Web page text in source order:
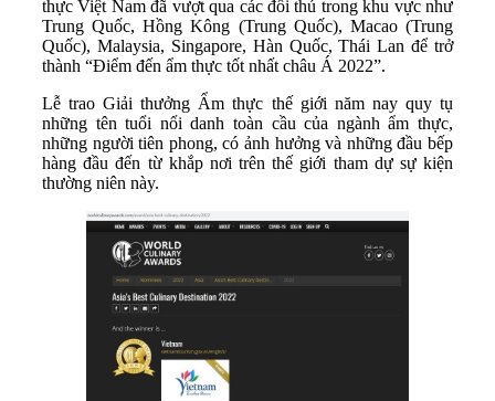
thực Việt Nam đã vượt qua các đối thủ trong khu vực như
Trung Quốc, Hồng Kông (Trung Quốc), Macao (Trung
Quốc), Malaysia, Singapore, Hàn Quốc, Thái Lan để trở
thành “Điểm đến ẩm thực tốt nhất châu Á 2022”.
Lễ trao Giải thưởng Ẩm thực thế giới năm nay quy tụ
những tên tuổi nổi danh toàn cầu của ngành ẩm thực,
những người tiên phong, có ảnh hưởng và những đầu bếp
hàng đầu đến từ khắp nơi trên thế giới tham dự sự kiện
thường niên này.